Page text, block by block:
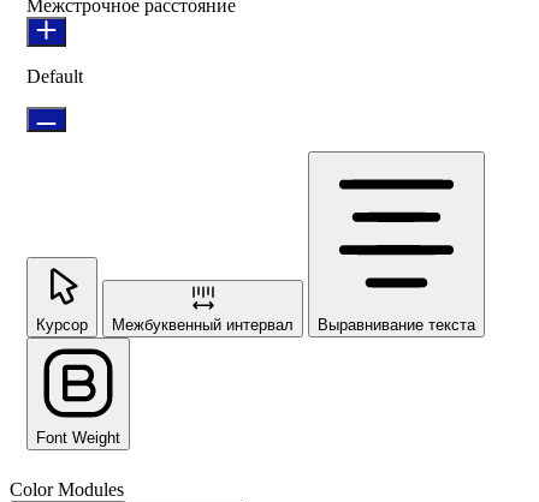
Межстрочное расстояние
Default
Курсор Межбуквенный интервал Выравнивание текста
Font Weight
Color Modules